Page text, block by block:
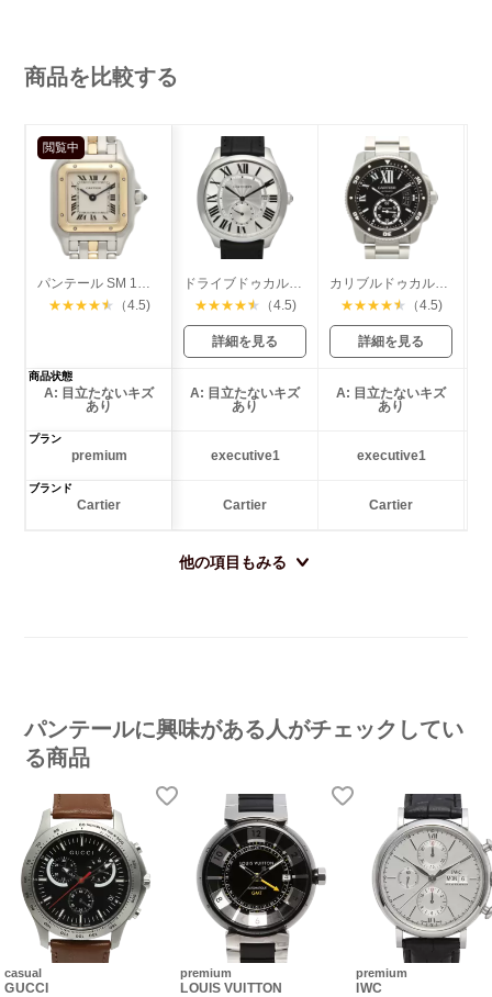
商品を比較する
閲覧中
パンテール SM 1ロウ
★★★★★ （4.5)
ドライブドゥカルティエ
★★★★★ （4.5)
詳細を見る
カリブルドゥカルティエ ダイバー
★★★★★ （4.5)
詳細を見る
商品状態
A: 目立たないキズ
あり
A: 目立たないキズ
あり
A: 目立たないキズ
あり
プラン
premium executive1 executive1
ブランド
Cartier Cartier Cartier
他の項目もみる
パンテールに興味がある人がチェックしてい
る商品
casual
GUCCI
premium
LOUIS VUITTON
premium
IWC